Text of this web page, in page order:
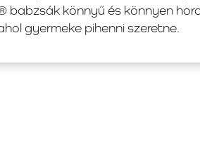
babzsák könnyű és könnyen
gyermeke pihenni szeretne.